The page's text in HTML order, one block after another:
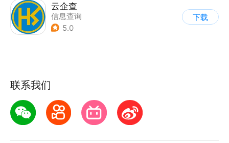
云企查
信息查询
5.0
下载
联系我们